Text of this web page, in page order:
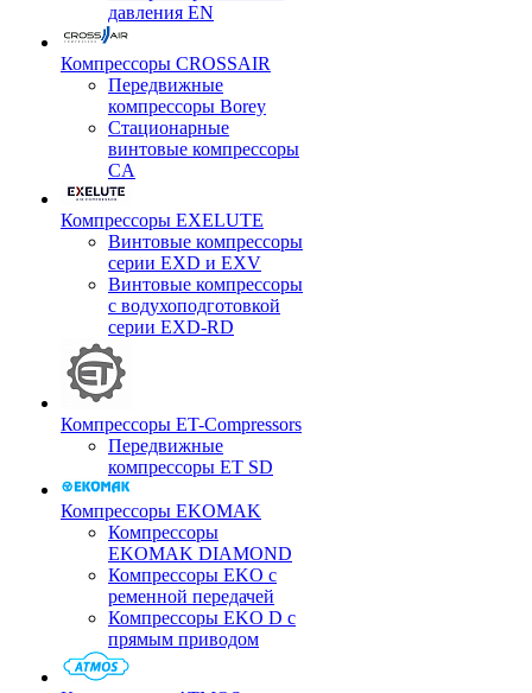
давления EN
Компрессоры CROSSAIR
Передвижные
компрессоры Borey
Стационарные
винтовые компрессоры
CA
Компрессоры EXELUTE
Винтовые компрессоры
серии EXD и EXV
Винтовые компрессоры
с водухоподготовкой
серии EXD-RD
Компрессоры ET-Compressors
Передвижные
компрессоры ET SD
Компрессоры EKOMAK
Компрессоры
EKOMAK DIAMOND
Компрессоры EKO c
ременной передачей
Компрессоры EKO D с
прямым приводом